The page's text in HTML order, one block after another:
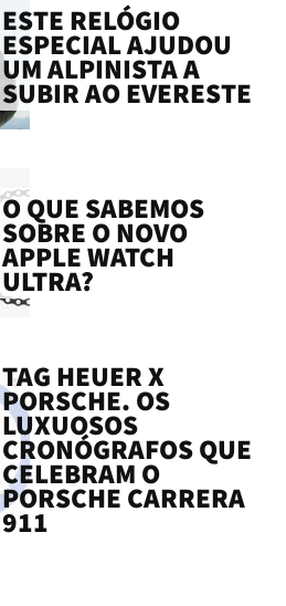
ESTE RELÓGIO
ESPECIAL AJUDOU
UM ALPINISTA A
SUBIR AO EVERESTE
O QUE SABEMOS
SOBRE O NOVO
APPLE WATCH
ULTRA?
TAG HEUER X
PORSCHE. OS
LUXUOSOS
CRONÓGRAFOS QUE
CELEBRAM O
PORSCHE CARRERA
911